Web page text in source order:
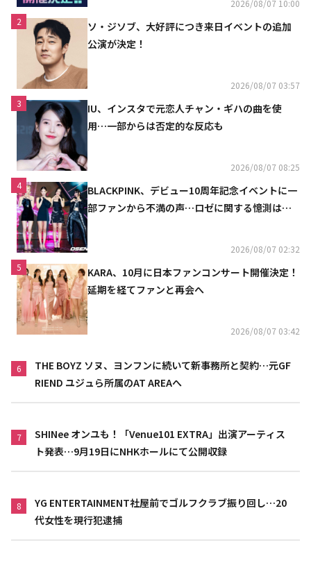
2026/08/07 10:00
2
ソ・ジソブ、大好評につき来日イベントの追加
公演が決定！
2026/08/07 03:57
3
IU、インスタで元恋人チャン・ギハの曲を使
用…一部からは否定的な反応も
2026/08/07 08:25
4
BLACKPINK、デビュー10周年記念イベントに一
部ファンから不満の声…ロゼに関する憶測は否
2026/08/07 02:32
5
KARA、10月に日本ファンコンサート開催決定！
延期を経てファンと再会へ
2026/08/07 03:42
6
THE BOYZ ソヌ、ヨンフンに続いて新事務所と契約…元GF
RIEND ユジュら所属のAT AREAへ
7
SHINee オンユも！「Venue101 EXTRA」出演アーティス
ト発表…9月19日にNHKホールにて公開収録
8
YG ENTERTAINMENT社屋前でゴルフクラブ振り回し…20
代女性を現行犯逮捕